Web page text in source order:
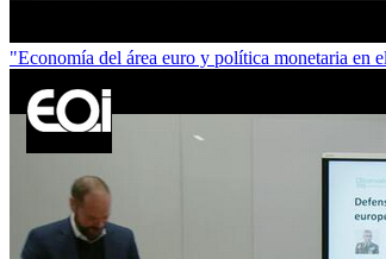
"Economía del área euro y política monetaria